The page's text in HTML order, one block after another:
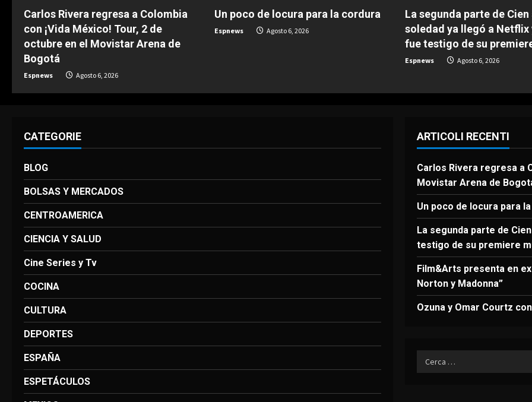
Carlos Rivera regresa a Colombia
con ¡Vida México! Tour, 2 de
octubre en el Movistar Arena de
Bogotá
Espnews Agosto 6, 2026
Un poco de locura para la cordura
Espnews Agosto 6, 2026
La segunda parte de Cien
soledad ya llegó a Netflix
fue testigo de su
Espnews Agosto 6, 2026
CATEGORIE
BLOG
BOLSAS Y MERCADOS
CENTROAMERICA
CIENCIA Y SALUD
Cine Series y Tv
COCINA
CULTURA
DEPORTES
ESPAÑA
ESPETÁCULOS
ARTICOLI RECENTI
Carlos Rivera regresa a
Movistar Arena de
Un poco de locura para
La segunda parte de
testigo de su premiere
Film&Arts presenta en
Norton y Madonna”
Ozuna y Omar Courtz
Ricerca
per: